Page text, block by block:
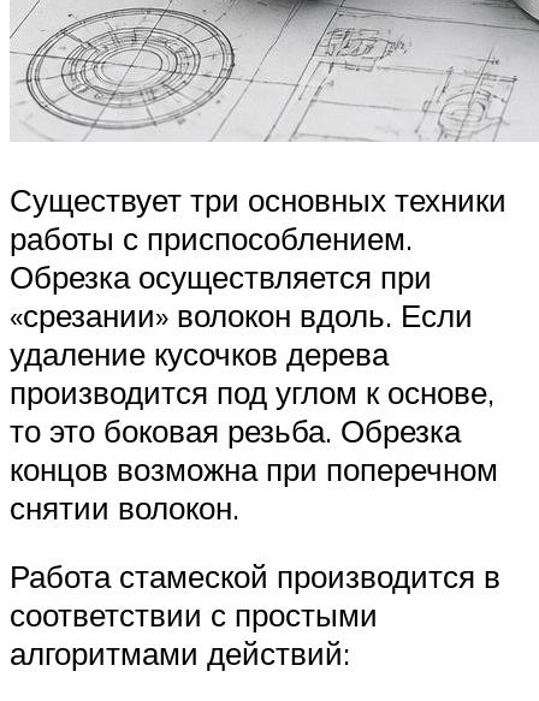
Существует три основных техники
работы с приспособлением.
Обрезка осуществляется при
«срезании» волокон вдоль. Если
удаление кусочков дерева
производится под углом к основе,
то это боковая резьба. Обрезка
концов возможна при поперечном
снятии волокон.
Работа стамеской производится в
соответствии с простыми
алгоритмами действий: